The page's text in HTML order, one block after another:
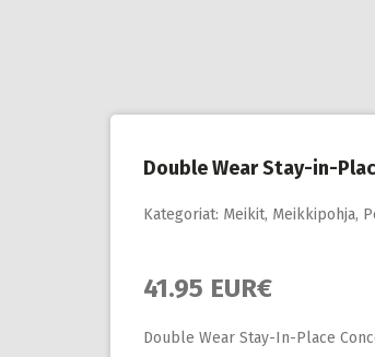
Double Wear Stay-in-
Kategoriat: Meikit, Meikkipohja,
41.95 EUR€
Double Wear Stay-In-Place